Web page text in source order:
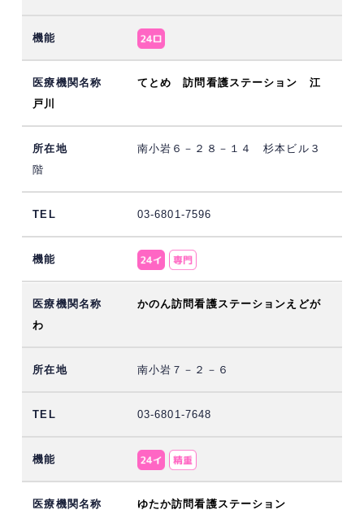
てとめ 訪問看護ステーション 江
戸川
南小岩６－２８－１４ 杉本ビル３
階
03-6801-7596
かのん訪問看護ステーションえどが
わ
南小岩７－２－６
03-6801-7648
ゆたか訪問看護ステーション